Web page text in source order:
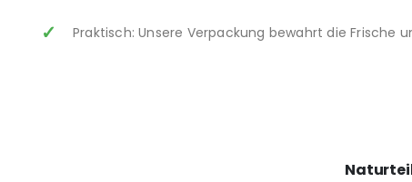
Praktisch: Unsere Verpackung bewahrt die Frische